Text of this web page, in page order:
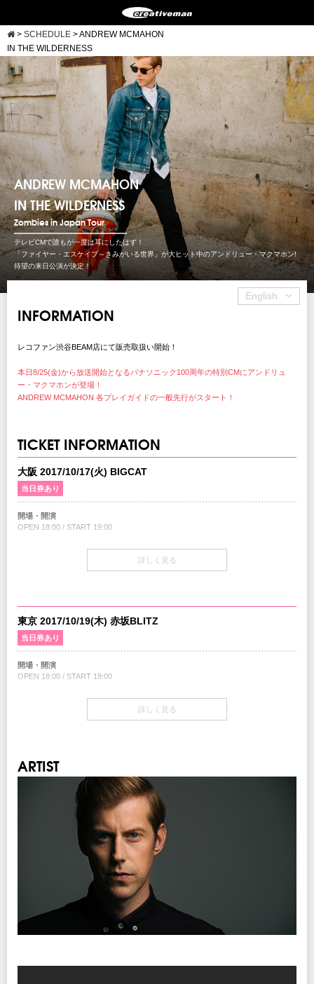
> SCHEDULE >ANDREW MCMAHON
IN THE WILDERNESS
ANDREW MCMAHON
IN THE WILDERNESS
Zombies in Japan Tour
テレビCMで誰もが一度は耳にしたはず！
「ファイヤー・エスケイプ～きみがいる世界」が大ヒット中のアンドリュー・マクマホン!
待望の来日公演が決定！
English
INFORMATION
レコファン渋谷BEAM店にて販売取扱い開始！
本日8/25(金)から放送開始となるパナソニック100周年の特別CMにアンドリュ
ー・マクマホンが登場！
ANDREW MCMAHON 各プレイガイドの一般先行がスタート！
TICKET INFORMATION
大阪 2017/10/17(火) BIGCAT
当日券あり
開場・開演
OPEN 18:00 / START 19:00
￥6,800-(税込/All Standing/1Drink別)
18:00～会場当日券売場にて販売
￥7,300-(税込/All Standing/1Drink別)
チケット発売日
8/26(土)10:00am～
注意事項
協力：ユニバーサル ミュージック
企画・制作・招聘：クリエイティブマン
詳しく見る
東京 2017/10/19(木) 赤坂BLITZ
当日券あり
開場・開演
OPEN 18:00 / START 19:00
1Fスタンディング ￥6,800-(税込/1Drink別)
18:00～会場当日券売場にて販売
1Fスタンディング ￥7,300-(税込/1Drink別)
8/26(土)10:00am～
eplus.jp
：0570-02-9999 Pコード：341-907
：0570-084-003 Lコード：72499
レコファン渋谷BEAM店
：03-3463-0090
※0570で始まる電話番号は、一部携帯・PHS不可
注意事項
※未就学児(6歳未満)のご入場をお断りさせていただきます。
INFO
詳しく見る
ARTIST